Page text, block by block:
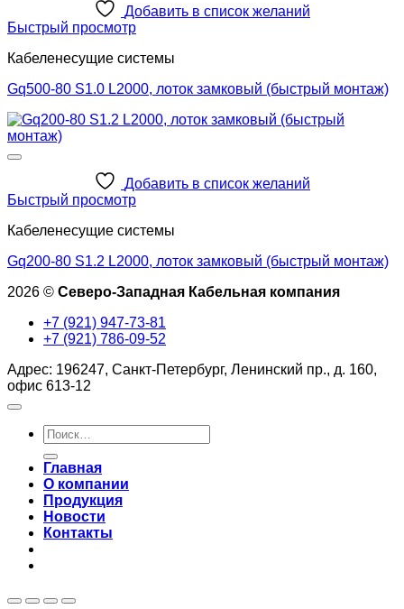
Добавить в список желаний
Быстрый просмотр
Кабеленесущие системы
Gq500-80 S1.0 L2000, лоток замковый (быстрый монтаж)
Добавить в список желаний
Быстрый просмотр
Кабеленесущие системы
Gq200-80 S1.2 L2000, лоток замковый (быстрый монтаж)
2026 © Северо-Западная Кабельная компания
+7 (921) 947-73-81
+7 (921) 786-09-52
Адрес: 196247, Санкт-Петербург, Ленинский пр., д. 160,
офис 613-12
Искать:
Главная
О компании
Продукция
Новости
Контакты